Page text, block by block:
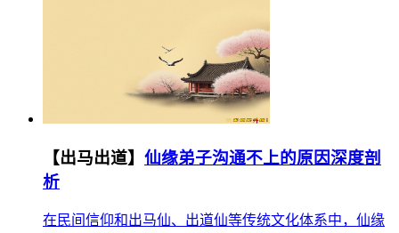
【出马出道】 仙缘弟子沟通不上的原因深度剖
析
在民间信仰和出马仙、出道仙等传统文化体系中，仙缘